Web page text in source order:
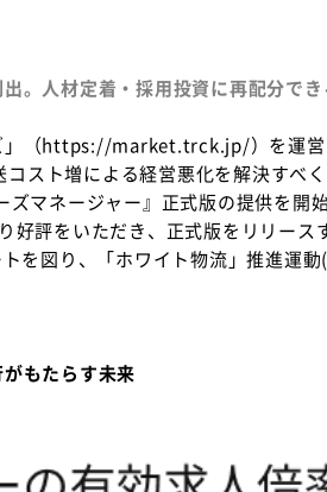
。人材定着・採用投資に再配分で
」（https://market.trck.jp/）を運営
スト増による経営悪化を解決すべ
マネージャー』正式版の提供を開
評をいただき、正式版をリリース
を図り、「ホワイト物流」推進運
もたらす未来